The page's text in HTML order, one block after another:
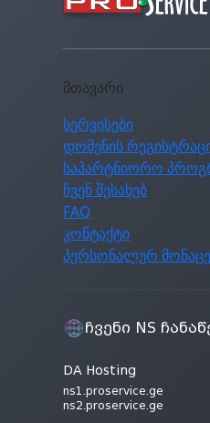
მთავარი
სერვისები
დომენის
საპარტნიორო
ჩვენ შესახებ
FAQ
კონტაქტი
პერსონალურ
ჩვენი NS
DA Hosting
ns1.proservice.ge
ns2.proservice.ge